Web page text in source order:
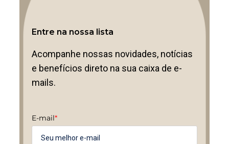
Entre na nossa lista
Acompanhe nossas novidades, notícias
e benefícios direto na sua caixa de e-
mails.
E-mail*